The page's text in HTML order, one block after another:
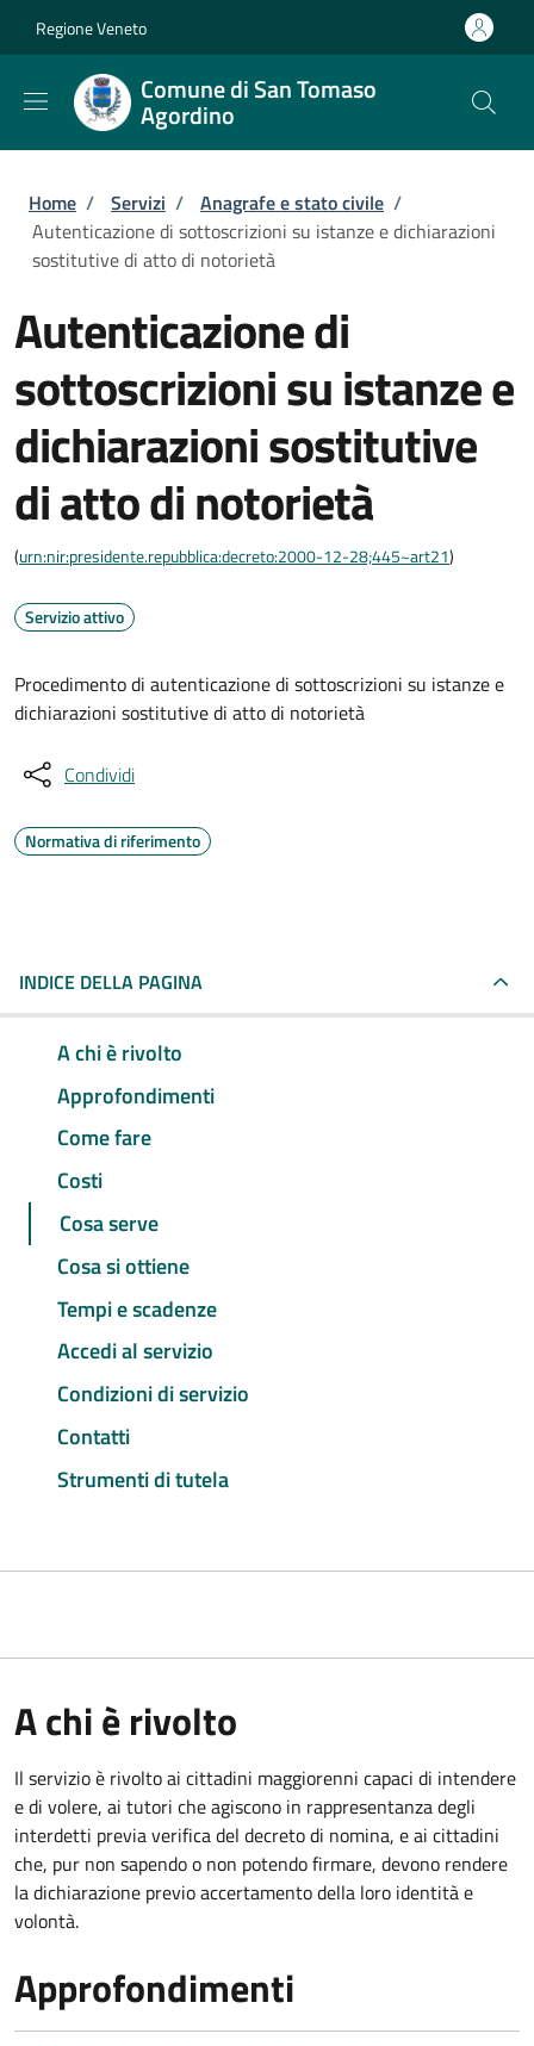
Regione Veneto
Comune di San Tomaso
Agordino
Briciole di pane
Home / Servizi / Anagrafe e stato civile /
Autenticazione di sottoscrizioni su istanze e dichiarazioni
sostitutive di atto di notorietà
Autenticazione di
sottoscrizioni su istanze e
dichiarazioni sostitutive
di atto di notorietà
(urn:nir:presidente.repubblica:decreto:2000-12-28;445~art21)
Servizio attivo
Procedimento di autenticazione di sottoscrizioni su istanze e
dichiarazioni sostitutive di atto di notorietà
Condividi
Normativa di riferimento
INDICE DELLA PAGINA
A chi è rivolto
Approfondimenti
Come fare
Costi
Cosa serve
Cosa si ottiene
Tempi e scadenze
Accedi al servizio
Condizioni di servizio
Contatti
Strumenti di tutela
A chi è rivolto
Il servizio è rivolto ai cittadini maggiorenni capaci di intendere
e di volere, ai tutori che agiscono in rappresentanza degli
interdetti previa verifica del decreto di nomina, e ai cittadini
che, pur non sapendo o non potendo firmare, devono rendere
la dichiarazione previo accertamento della loro identità e
volontà.
Approfondimenti